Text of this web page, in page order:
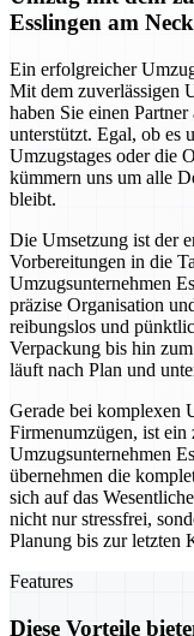
Esslingen am
Ein erfolgreicher
Mit dem zuverlässigen
haben Sie einen
unterstützt. Egal, ob es
Umzugstages oder die
kümmern uns um alle
bleibt.
Die Umsetzung ist der
Vorbereitungen in die
Umzugsunternehmen
präzise Organisation
reibungslos und
Verpackung bis hin
läuft nach Plan und
Gerade bei komplexen
Firmenumzügen, ist ein
Umzugsunternehmen
übernehmen die
sich auf das
nicht nur stressfrei,
Planung bis zur letzten
Features
Diese Vorteile